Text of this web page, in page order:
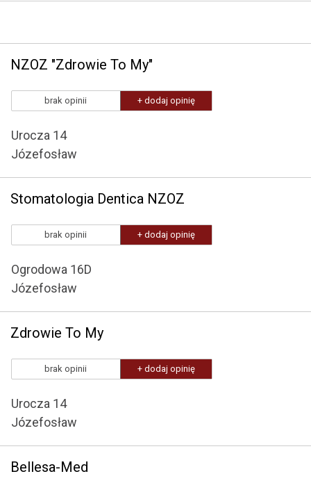
NZOZ "Zdrowie To My"
brak opinii + dodaj opinię
Urocza 14
Józefosław
Stomatologia Dentica NZOZ
brak opinii + dodaj opinię
Ogrodowa 16D
Józefosław
Zdrowie To My
brak opinii + dodaj opinię
Urocza 14
Józefosław
Bellesa-Med